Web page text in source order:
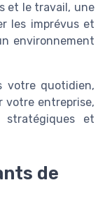
et le travail, une
les imprévus et
environnement
votre quotidien,
votre entreprise,
stratégiques et
de